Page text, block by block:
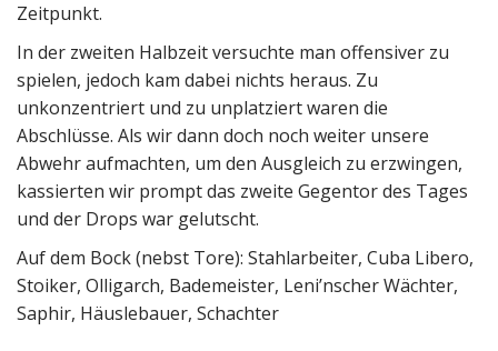
Zeitpunkt.
In der zweiten Halbzeit versuchte man offensiver zu
spielen, jedoch kam dabei nichts heraus. Zu
unkonzentriert und zu unplatziert waren die
Abschlüsse. Als wir dann doch noch weiter unsere
Abwehr aufmachten, um den Ausgleich zu erzwingen,
kassierten wir prompt das zweite Gegentor des Tages
und der Drops war gelutscht.
Auf dem Bock (nebst Tore): Stahlarbeiter, Cuba Libero,
Stoiker, Olligarch, Bademeister, Leni’nscher Wächter,
Saphir, Häuslebauer, Schachter